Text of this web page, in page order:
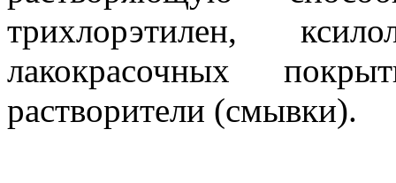
трихлорэтилен,
лакокрасочных
растворители (смывки).